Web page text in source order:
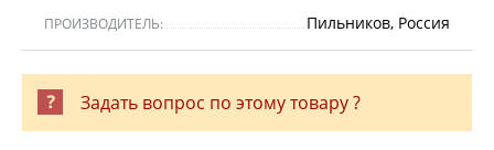
ПРОИЗВОДИТЕЛЬ: Пильников, Россия
Задать вопрос по этому товару ?